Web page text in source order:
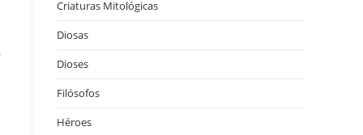
Criaturas Mitológicas
Diosas
Dioses
Filósofos
Héroes